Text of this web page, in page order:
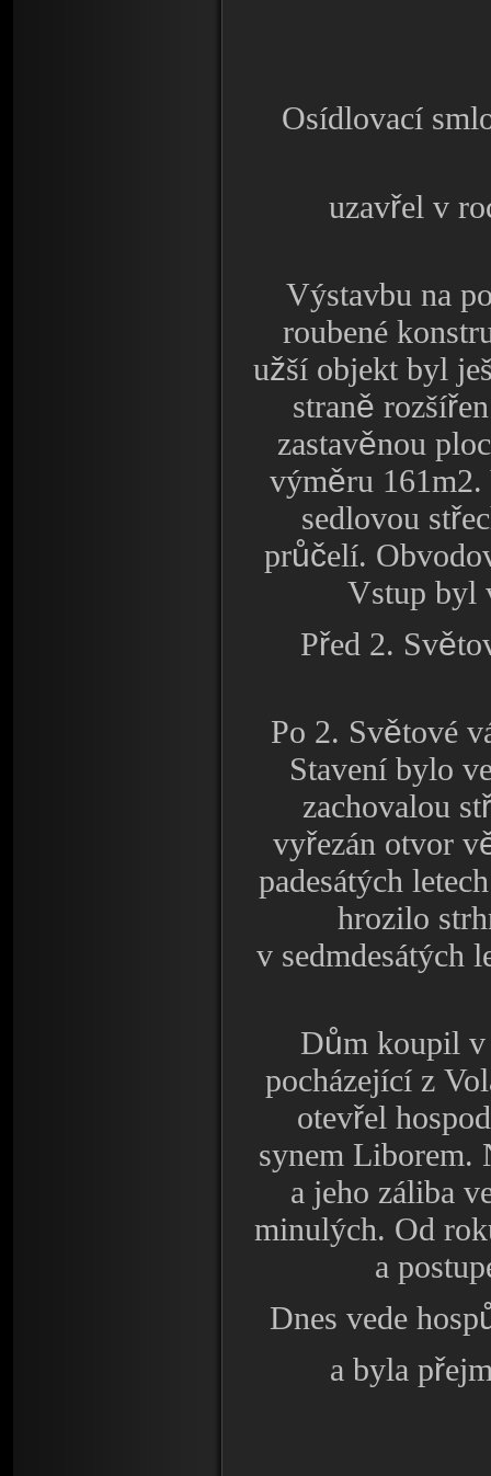
Osídlovací
uzavřel v
Výstavbu na
roubené
užší objekt byl
straně rozšíř
zastavěnou
výměru
sedlovou stř
průčelí.
Vstup byl
Před 2. Svě
Po 2. Světové
Stavení bylo
zachovalou stř
vyřezán otvor v
padesátých
hrozilo
v sedmdesátých
Dům koupil v
pocházející z
otevřel
synem Liborem.
a jeho záliba
minulých. Od
a
Dnes vede hosp
a byla př